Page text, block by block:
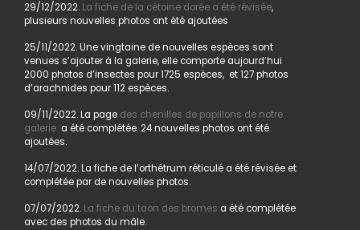
29/12/2022. La fiche de la cétoine dorée a été révisée,
plusieurs nouvelles photos ont été ajoutées
25/11/2022. Une vingtaine de nouvelles espèces sont
venues s’ajouter à la galerie, elle comporte aujourd’hui
2000 photos d’insectes pour 1725 espèces, et 127 photos
d’arachnides pour 112 espèces.
09/11/2022. La page des chenilles de papillons de notre
galerie a été complétée. 24 nouvelles photos ont été
ajoutées.
14/07/2022. La fiche de l’orthétrum réticulé a été révisée et
complétée par de nouvelles photos.
07/07/2022. La fiche du taon des bromes a été complétée
avec des photos du mâle.